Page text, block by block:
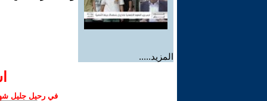
المزيد.....
في رحيل جليل